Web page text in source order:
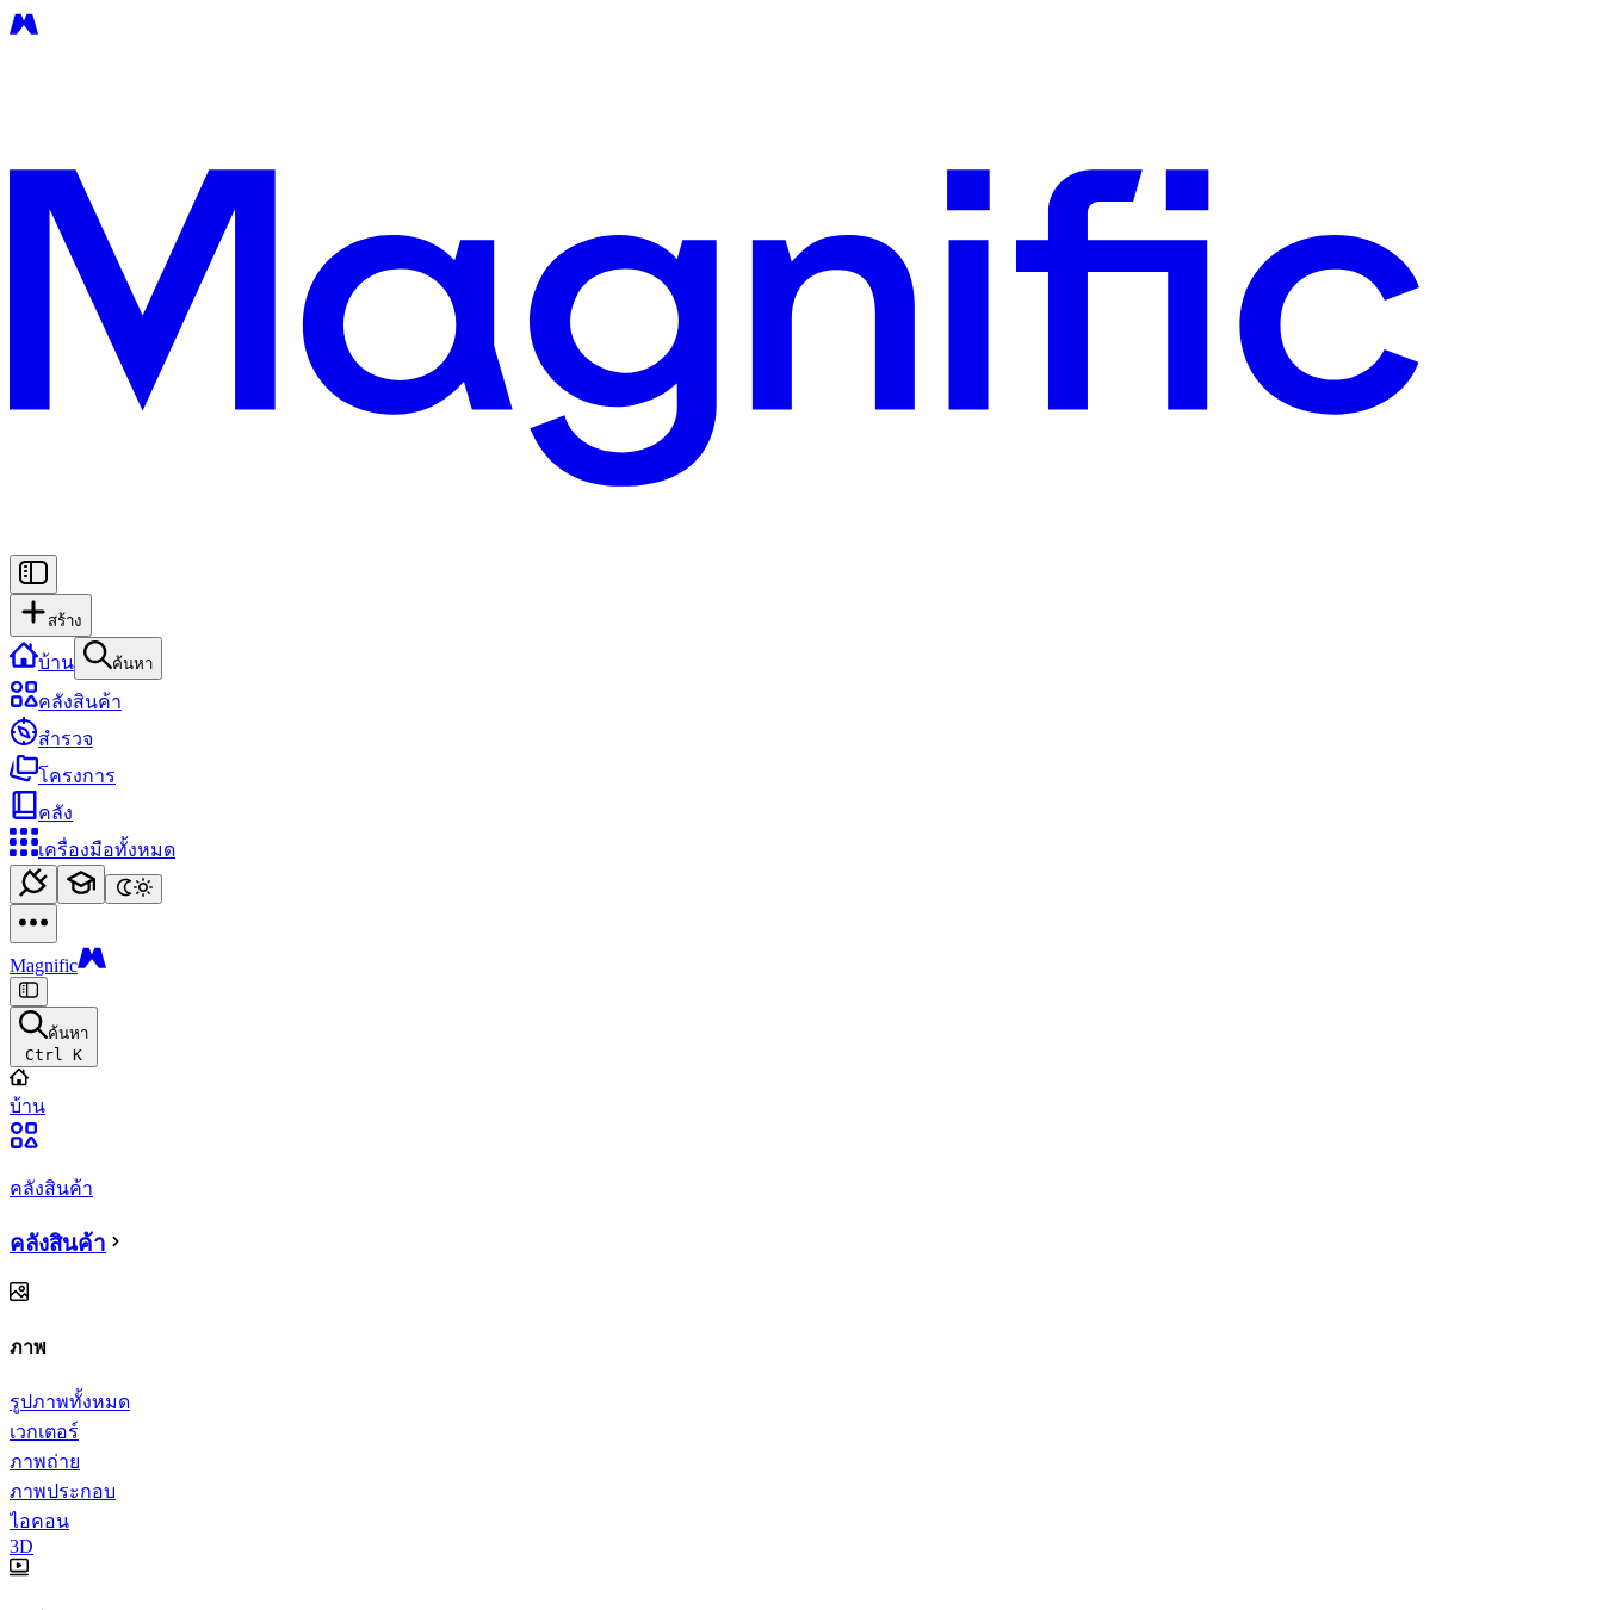
สร้าง
บ้าน ค้นหา
คลังสินค้า
สำรวจ
โครงการ
คลัง
เครื่องมือทั้งหมด
Magnific
ค้นหา
Ctrl K
บ้าน
คลังสินค้า
คลังสินค้า
ภาพ
รูปภาพทั้งหมด
เวกเตอร์
ภาพถ่าย
ภาพประกอบ
ไอคอน
3D